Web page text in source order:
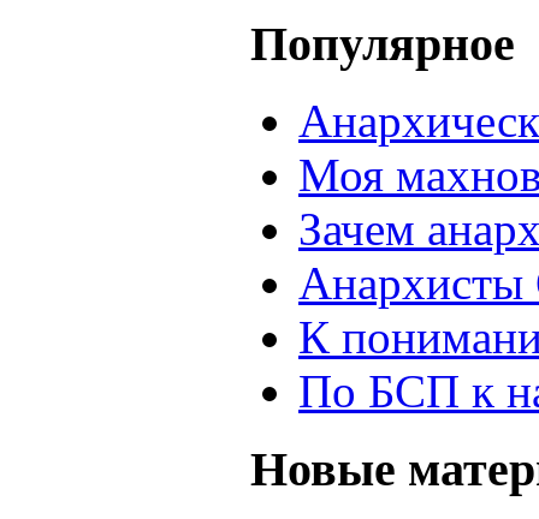
Популярное
Моя
Зачем
Анархисты
К
По БСП к
Новые